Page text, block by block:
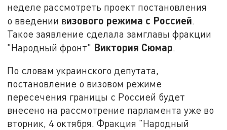
неделе рассмотреть проект постановления
о введении визового режима с Россией.
Такое заявление сделала замглавы фракции
"Народный фронт" Виктория Сюмар.
По словам украинского депутата,
постановление о визовом режиме
пересечения границы с Россией будет
внесено на рассмотрение парламента уже во
вторник, 4 октября. Фракция "Народный